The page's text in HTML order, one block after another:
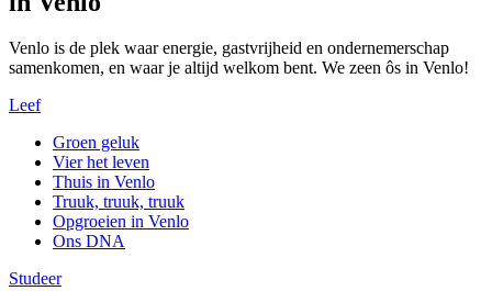
Venlo is de plek waar energie, gastvrijheid en ondernemerschap
samenkomen, en waar je altijd welkom bent. We zeen ôs in Venlo!
Leef
Groen geluk
Vier het leven
Thuis in Venlo
Truuk, truuk, truuk
Opgroeien in Venlo
Ons DNA
Studeer